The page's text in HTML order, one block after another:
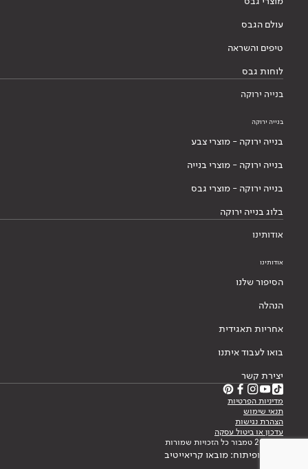
עולם הגבס
טיפים והשראה
לוחות גבס
בנייה ירוקה
בנייה ירוקה
בנייה ירוקה - מוצרי צבע
בנייה ירוקה - מוצרי בנייה
בנייה ירוקה - מוצרי גבס
בלוג בנייה ירוקה
אודותינו
אודותינו
הסיפור שלנו
הנהלה
אחריות תאגידית
בואו לעבוד איתנו
יצירת קשר
מדיניות הפרטיות
תנאי שימוש
הצהרת נגישות
עדכון או ביטול עסקה
© 2026 טמבור כל הזכויות שמורות
עיצוב ופיתוח: מובאו קריאייטיב